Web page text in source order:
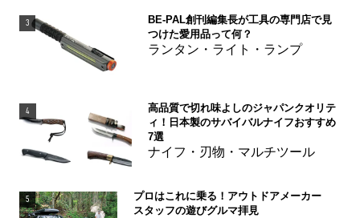
3
BE-PAL創刊編集長が工具の専門店で見
つけた愛用品って何？
ランタン・ライト・ランプ
4
高品質で切れ味よしのジャパンクオリテ
ィ！日本製のサバイバルナイフおすすめ
7選
ナイフ・刃物・マルチツール
5
プロはこれに乗る！アウトドアメーカー
スタッフの遊びグルマ拝見